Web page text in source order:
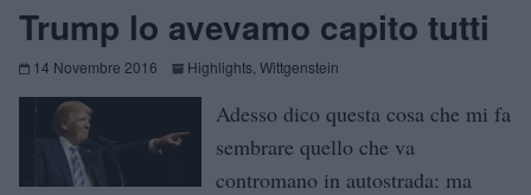
Trump lo avevamo capito tutti
14 Novembre 2016 Highlights Wittgenstein
Adesso dico questa cosa che mi fa
sembrare quello che va
contromano in autostrada: ma